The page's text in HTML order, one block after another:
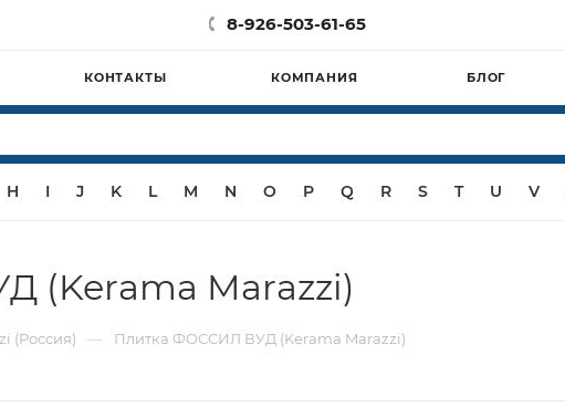
8-926-503-61-65
КОНТАКТЫ КОМПАНИЯ БЛОГ
H I J K L M N O P Q R S T U V
(Kerama Marazzi)
(Россия) — Плитка ФОССИЛ ВУД (Kerama Marazzi)